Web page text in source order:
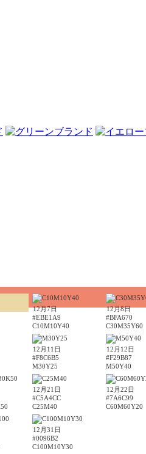
12月7日
#EBE1A9
C10M10Y40
12月8日
#BFA670
C30M35Y60
12月11日
#F8C6B5
M30Y25
12月12日
#F29B87
M50Y40
12月21日
#C5A4CC
C25M40
12月22日
#7A6C99
C60M60Y20
12月31日
#0096B2
C100M10Y30